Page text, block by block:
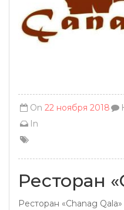
On 22 ноября 2018
In
Ресторан
Ресторан «Chanag